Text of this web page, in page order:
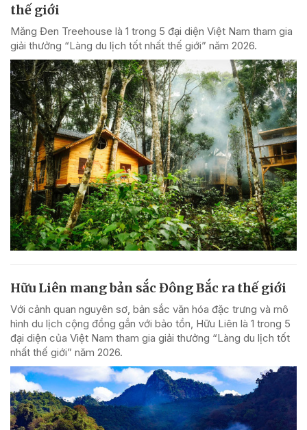
thế giới
Măng Đen Treehouse là 1 trong 5 đại diện Việt Nam tham gia
giải thưởng “Làng du lịch tốt nhất thế giới” năm 2026.
Hữu Liên mang bản sắc Đông Bắc ra thế giới
Với cảnh quan nguyên sơ, bản sắc văn hóa đặc trưng và mô
hình du lịch cộng đồng gắn với bảo tồn, Hữu Liên là 1 trong 5
đại diện của Việt Nam tham gia giải thưởng “Làng du lịch tốt
nhất thế giới” năm 2026.